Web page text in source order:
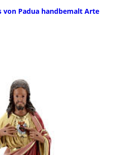
von Padua handbemalt Arte